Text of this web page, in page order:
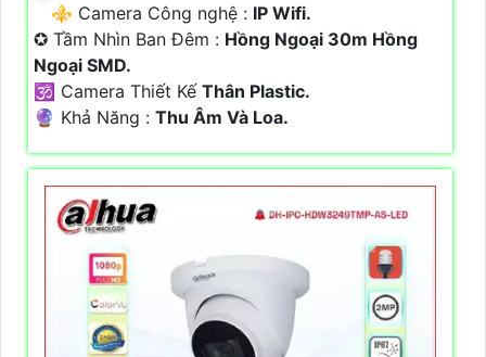
⚜️ Camera Công nghệ : IP Wifi.
✪ Tầm Nhìn Ban Đêm : Hồng Ngoại 30m Hồng
Ngoại SMD.
🕉️ Camera Thiết Kế Thân Plastic.
️🔮 Khả Năng : Thu Âm Và Loa.